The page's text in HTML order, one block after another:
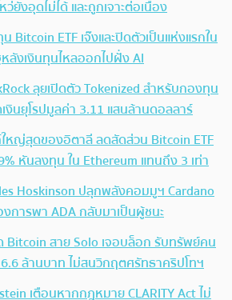
ว่ยังอุดไม่ได้ และถูกเจาะต่อเนื่อง
Bitcoin ETF เจ๊งและปิดตัวเป็นแห่งแรกใน
ลังเงินทุนไหลออกไปฝั่ง AI
ลุยเปิดตัว Tokenized สำหรับกองทุน
งินยุโรปมูลค่า 3.11 แสนล้านดอลลาร์
หญ่สุดของอิตาลี ลดสัดส่วน Bitcoin ETF
หันลงทุน ใน Ethereum แทนถึง 3 เท่า
Hoskinson ปลุกพลังคอมมูฯ Cardano
การพา ADA กลับมาเป็นผู้ชนะ
Bitcoin สาย Solo เจอบล็อก รับทรัพย์คน
6.6 ล้านบาท ไม่สนวิกฤตศรัทธาคริปโทฯ
เตือนหากกฎหมาย CLARITY Act ไม่